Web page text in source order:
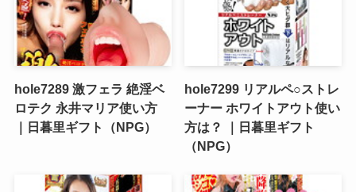
hole7289 激フェラ 絶淫ベ
ロテク 永井マリア使い方
｜日暮里ギフト（NPG）
hole7299 リアルペ○ストレ
ーナー ホワイトアウト使い
方は？ ｜日暮里ギフト
（NPG）